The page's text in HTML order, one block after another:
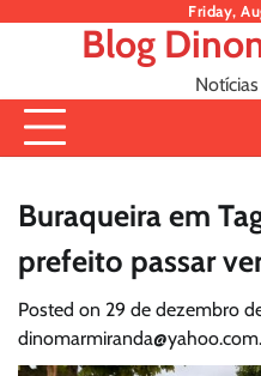
Friday,
Blog
Buraqueira em
prefeito passar
Posted on 29 de dezembro